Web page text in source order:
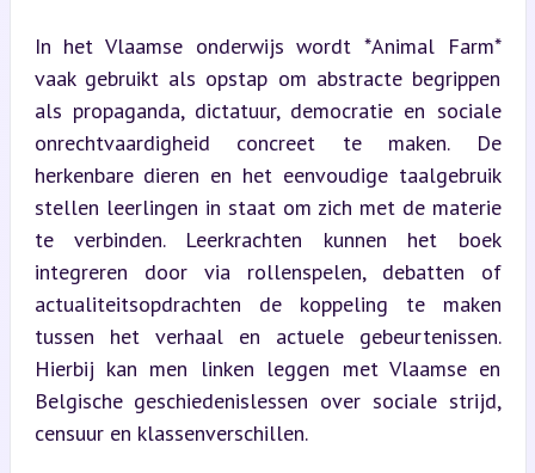
In het Vlaamse onderwijs wordt *Animal Farm*
vaak gebruikt als opstap om abstracte begrippen
als propaganda, dictatuur, democratie en sociale
onrechtvaardigheid concreet te maken. De
herkenbare dieren en het eenvoudige taalgebruik
stellen leerlingen in staat om zich met de materie
te verbinden. Leerkrachten kunnen het boek
integreren door via rollenspelen, debatten of
actualiteitsopdrachten de koppeling te maken
tussen het verhaal en actuele gebeurtenissen.
Hierbij kan men linken leggen met Vlaamse en
Belgische geschiedenislessen over sociale strijd,
censuur en klassenverschillen.